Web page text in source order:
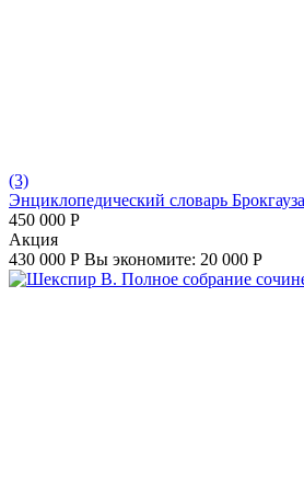
(3)
Энциклопедический словарь
450 000 Р
Aкция
430 000 Р Вы экономите: 20 000 Р